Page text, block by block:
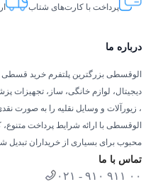
پرداخت با کارت‌های شتاب
تماس با ما
۰۲۱ - ۹۱۰ ۹۱۱ ۰۰
درباره ما
الوقسطی بزرگترین پلتفرم خرید قسطی
دیجیتال، لوازم خانگی، ساز، تجهیزات
، زیورآلات و وسایل نقلیه را به صورت
الوقسطی با ارائه شرایط پرداخت
محبوب برای بسیاری از خریداران تبدیل